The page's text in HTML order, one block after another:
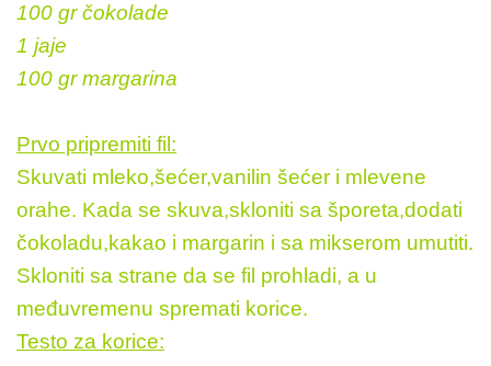
100 gr čokolade
1 jaje
100 gr margarina
Prvo pripremiti fil:
Skuvati mleko,šećer,vanilin šećer i mlevene
orahe. Kada se skuva,skloniti sa šporeta,dodati
čokoladu,kakao i margarin i sa mikserom umutiti.
Skloniti sa strane da se fil prohladi, a u
međuvremenu spremati korice.
Testo za korice: